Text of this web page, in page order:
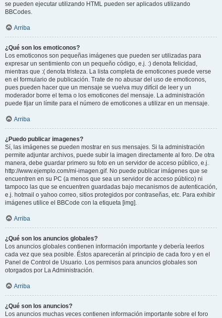
se pueden ejecutar utilizando HTML pueden ser aplicados utilizando
BBCodes.
Arriba
¿Qué son los emoticonos?
Los emoticonos son pequeñas imágenes que pueden ser utilizadas para
expresar un sentimiento con un pequeño código, e.j. :) denota felicidad,
mientras que :( denota tristeza. La lista completa de emoticones puede verse
en el formulario de publicación. Trate de no abusar del uso de emoticonos,
pues pueden hacer que un mensaje se vuelva muy difícil de leer y un
moderador borre el tema o los emoticones del mensaje. La administración
puede fijar un límite para el número de emoticones a utilizar en un mensaje.
Arriba
¿Puedo publicar imagenes?
Sí, las imágenes se pueden mostrar en sus mensajes. Si la administración
permite adjuntar archivos, puede subir la imagen directamente al foro. De otra
manera, debe guardar primero su foto en un servidor de acceso público, e.j.
http://www.ejemplo.com/mi-imagen.gif. No puede publicar imágenes que se
encuentren en su PC (a menos que sea un servidor de acceso público) ni
tampoco las que se encuentren guardadas bajo mecanismos de autenticación,
e.j. hotmail o yahoo correo, sitios protegidos por contraseñas, etc. Para exhibir
imágenes utilice el BBCode con la etiqueta [img].
Arriba
¿Qué son los anuncios globales?
Los anuncios globales contienen información importante y debería leerlos
cada vez que sea posible. Éstos aparecerán al principio de cada foro y en el
Panel de Control de Usuario. Los permisos para anuncios globales son
otorgados por La Administración.
Arriba
¿Qué son los anuncios?
Los anuncios muchas veces contienen información importante sobre el foro